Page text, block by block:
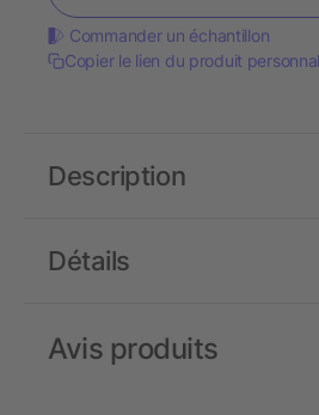
Commander un échantillon
Copier le lien du produit
Détails
Description
Avis produits